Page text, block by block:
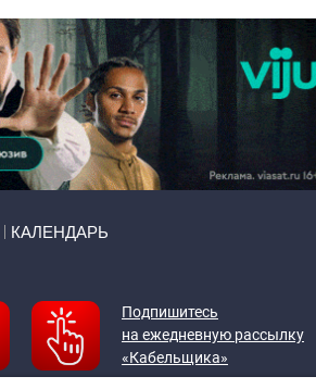
КАЛЕНДАРЬ
Подпишитесь
на ежедневную рассылку
«Кабельщика»